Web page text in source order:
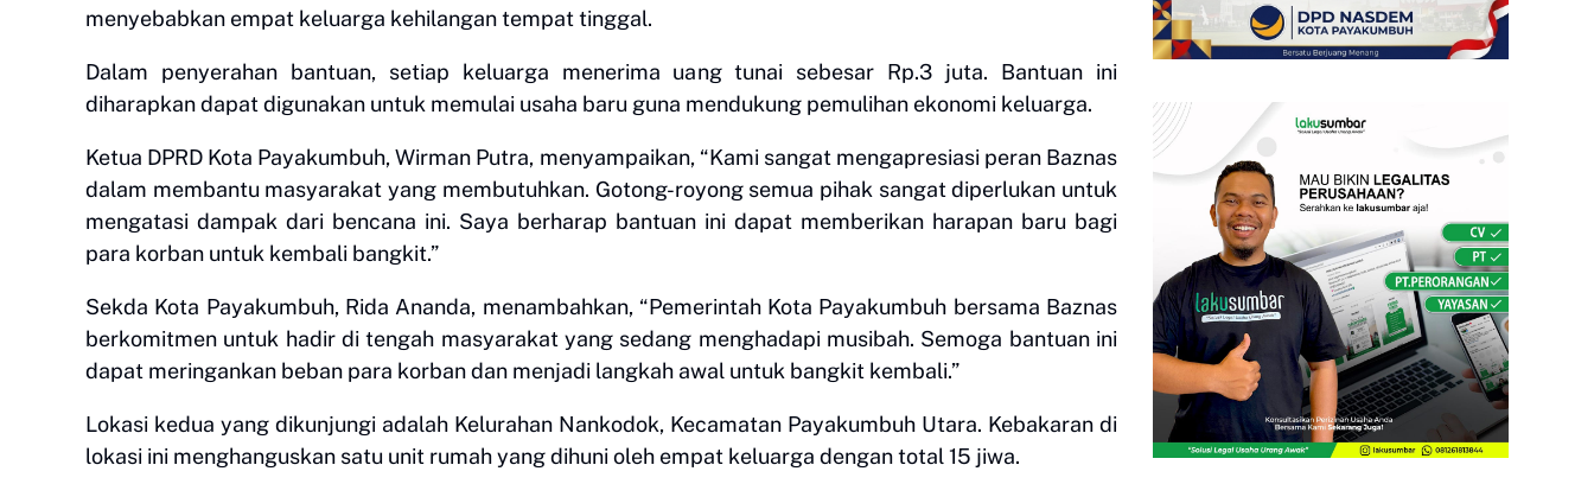
menyebabkan empat keluarga kehilangan tempat tinggal.
Dalam penyerahan bantuan, setiap keluarga menerima uang tunai sebesar Rp.3 juta. Bantuan ini
diharapkan dapat digunakan untuk memulai usaha baru guna mendukung pemulihan ekonomi keluarga.
Ketua DPRD Kota Payakumbuh, Wirman Putra, menyampaikan, “Kami sangat mengapresiasi peran Baznas
dalam membantu masyarakat yang membutuhkan. Gotong-royong semua pihak sangat diperlukan untuk
mengatasi dampak dari bencana ini. Saya berharap bantuan ini dapat memberikan harapan baru bagi
para korban untuk kembali bangkit.”
Sekda Kota Payakumbuh, Rida Ananda, menambahkan, “Pemerintah Kota Payakumbuh bersama Baznas
berkomitmen untuk hadir di tengah masyarakat yang sedang menghadapi musibah. Semoga bantuan ini
dapat meringankan beban para korban dan menjadi langkah awal untuk bangkit kembali.”
Lokasi kedua yang dikunjungi adalah Kelurahan Nankodok, Kecamatan Payakumbuh Utara. Kebakaran di
lokasi ini menghanguskan satu unit rumah yang dihuni oleh empat keluarga dengan total 15 jiwa.